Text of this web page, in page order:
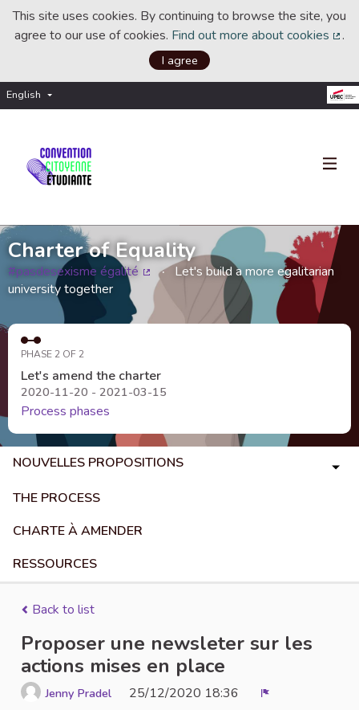
This site uses cookies. By continuing to browse the site, you
agree to our use of cookies. Find out more about cookies .
I agree
English Choisir la langue
Charter of Equality
#pasdesexisme égalité
(External link)
Let's build a more egalitarian
university together
PHASE 2 OF 2
Let's amend the charter
2020-11-20 - 2021-03-15
Process phases
NOUVELLES PROPOSITIONS
THE PROCESS
CHARTE À AMENDER
RESSOURCES
Back to list
Proposer une newsleter sur les
actions mises en place
Jenny Pradel 25/12/2020 18:36